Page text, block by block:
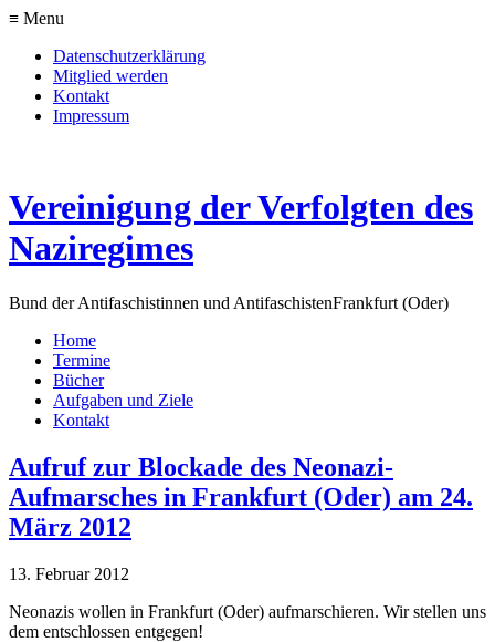
≡ Menu
Datenschutzerklärung
Mitglied werden
Kontakt
Impressum
Vereinigung der Verfolgten des
Naziregimes
Bund der Antifaschistinnen und AntifaschistenFrankfurt (Oder)
Home
Termine
Bücher
Aufgaben und Ziele
Kontakt
Aufruf zur Blockade des Neonazi-
Aufmarsches in Frankfurt (Oder) am 24.
März 2012
13. Februar 2012
Neonazis wollen in Frankfurt (Oder) aufmarschieren. Wir stellen uns
dem entschlossen entgegen!